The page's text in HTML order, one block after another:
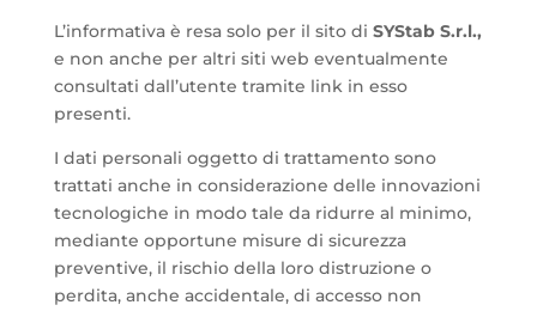
L’informativa è resa solo per il sito di SYStab S.r.l.,
e non anche per altri siti web eventualmente
consultati dall’utente tramite link in esso
presenti.
I dati personali oggetto di trattamento sono
trattati anche in considerazione delle innovazioni
tecnologiche in modo tale da ridurre al minimo,
mediante opportune misure di sicurezza
preventive, il rischio della loro distruzione o
perdita, anche accidentale, di accesso non